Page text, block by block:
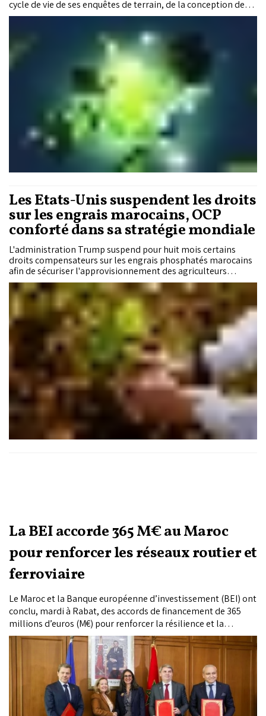
cycle de vie de ses enquêtes de terrain, de la conception des
questionnaires jusqu’à l’exploitation cartographique des
système d’information.
Les États-Unis suspendent les droits
sur les engrais marocains, OCP
conforté dans sa stratégie mondiale
L'administration Trump suspend pour huit mois certains
droits compensateurs sur les engrais phosphatés marocains
afin de sécuriser l'approvisionnement des agriculteurs
américains. Pour OCP, cette décision dépasse le cadre
commercial et consacre le rôle du Maroc comme acteur
incontournable de la sécurité alimentaire mondiale.
La BEI accorde 365 M€ au Maroc
pour renforcer les réseaux routier et
ferroviaire
Le Maroc et la Banque européenne d’investissement (BEI) ont
conclu, mardi à Rabat, des accords de financement de 365
millions d’euros (M€) pour renforcer la résilience et la
sécurité des réseaux routier et ferroviaire.